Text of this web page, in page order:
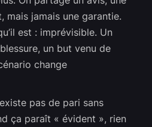
mais jamais une garantie.
est : imprévisible. Un
un but venu de
change
pas de pari sans
ça paraît « évident », rien